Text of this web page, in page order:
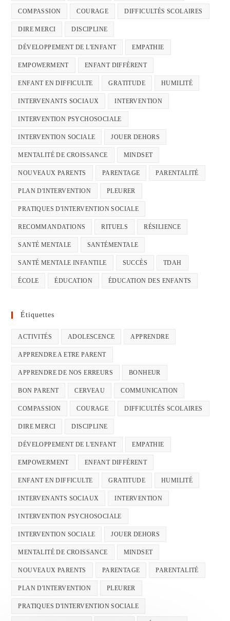
COMPASSION COURAGE DIFFICULTÉS SCOLAIRES
DIRE MERCI DISCIPLINE
DÉVELOPPEMENT DE L'ENFANT EMPATHIE
EMPOWERMENT ENFANT DIFFÉRENT
ENFANT EN DIFFICULTE GRATITUDE HUMILITÉ
INTERVENANTS SOCIAUX INTERVENTION
INTERVENTION PSYCHOSOCIALE
INTERVENTION SOCIALE JOUER DEHORS
MENTALITÉ DE CROISSANCE MINDSET
NOUVEAUX PARENTS PARENTAGE PARENTALITÉ
PLAN D'INTERVENTION PLEURER
PRATIQUES D'INTERVENTION SOCIALE
RECOMMANDATIONS RITUELS RÉSILIENCE
SANTÉ MENTALE SANTÉMENTALE
SANTÉ MENTALE INFANTILE SUCCÈS TDAH
ÉCOLE ÉDUCATION ÉDUCATION DES ENFANTS
Étiquettes
ACTIVITÉS ADOLESCENCE APPRENDRE
APPRENDRE A ETRE PARENT
APPRENDRE DE NOS ERREURS BONHEUR
BON PARENT CERVEAU COMMUNICATION
COMPASSION COURAGE DIFFICULTÉS SCOLAIRES
DIRE MERCI DISCIPLINE
DÉVELOPPEMENT DE L'ENFANT EMPATHIE
EMPOWERMENT ENFANT DIFFÉRENT
ENFANT EN DIFFICULTE GRATITUDE HUMILITÉ
INTERVENANTS SOCIAUX INTERVENTION
INTERVENTION PSYCHOSOCIALE
INTERVENTION SOCIALE JOUER DEHORS
MENTALITÉ DE CROISSANCE MINDSET
NOUVEAUX PARENTS PARENTAGE PARENTALITÉ
PLAN D'INTERVENTION PLEURER
PRATIQUES D'INTERVENTION SOCIALE